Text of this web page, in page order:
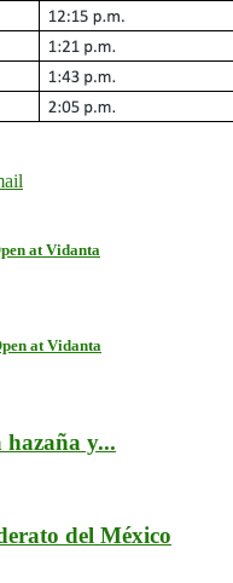
at Vidanta
at Vidanta
hazaña y...
del México